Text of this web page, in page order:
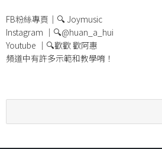
FB粉絲專頁｜🔍 Joymusic
Instagram ｜🔍@huan_a_hui
Youtube ｜🔍歡歡 歡阿惠
頻道中有許多示範和教學唷！